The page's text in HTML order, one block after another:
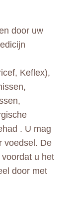
door uw
Keflex),
. U mag
voedsel. De
u het
door met